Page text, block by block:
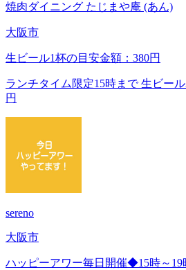
焼肉ダイニング たじまや庵 (あん)
大阪市
生ビール1杯の目安金額：380円
ランチタイム限定15時まで 生ビー
円
sereno
大阪市
ハッピーアワー毎日開催◆15時～